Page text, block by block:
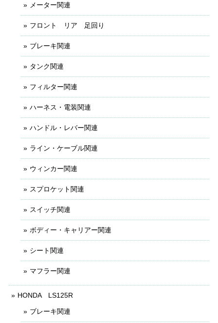
メーター関連
フロント リア 足回り
ブレーキ関連
タンク関連
フィルター関連
ハーネス・電装関連
ハンドル・レバー関連
ライン・ケーブル関連
ウィンカー関連
スプロケット関連
スイッチ関連
ボディー・キャリアー関連
シート関連
マフラー関連
HONDA LS125R
ブレーキ関連